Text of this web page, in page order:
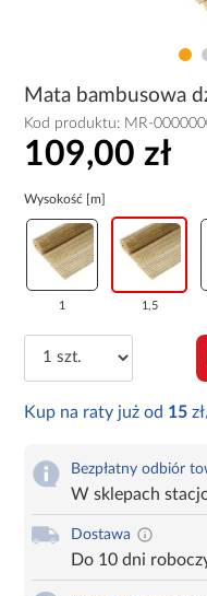
Mata bambusowa
Kod produktu: MR-
109,00 zł
Wysokość [m]
1 1,5
Kup na raty już od 15
Bezpłatny odbiór
W sklepach
Dostawa
Do 10 dni